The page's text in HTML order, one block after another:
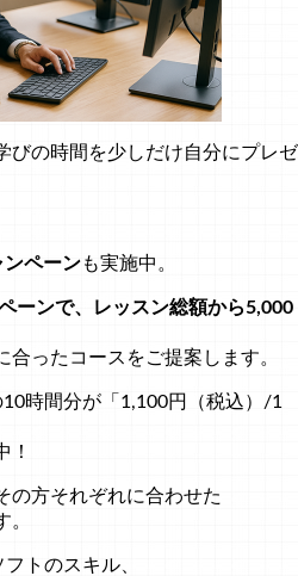
びの時間を少しだけ自分にプレゼ
ンペーンも実施中。
ーンで、レッスン総額から5,000
合ったコースをご提案します。
時間分が「1,100円（税込）/1
！
の方それぞれに合わせた
。
トのスキル、